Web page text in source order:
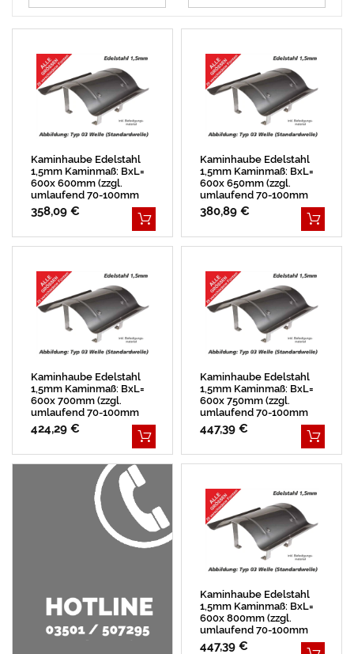
Kaminhaube Edelstahl
1,5mm Kaminmaß: BxL=
600x 600mm (zzgl.
umlaufend 70-100mm
Überstand)
358,09 €
Kaminhaube Edelstahl
1,5mm Kaminmaß: BxL=
600x 650mm (zzgl.
umlaufend 70-100mm
Überstand)
380,89 €
Kaminhaube Edelstahl
1,5mm Kaminmaß: BxL=
600x 700mm (zzgl.
umlaufend 70-100mm
Überstand)
424,29 €
Kaminhaube Edelstahl
1,5mm Kaminmaß: BxL=
600x 750mm (zzgl.
umlaufend 70-100mm
Überstand)
447,39 €
Kaminhaube Edelstahl
1,5mm Kaminmaß: BxL=
600x 800mm (zzgl.
umlaufend 70-100mm
Überstand)
447,39 €